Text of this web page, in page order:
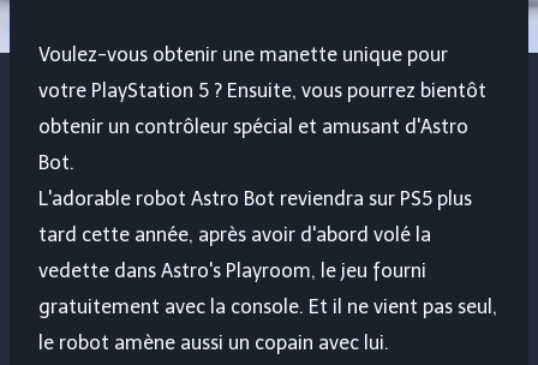
Voulez-vous obtenir une manette unique pour
votre PlayStation 5 ? Ensuite, vous pourrez bientôt
obtenir un contrôleur spécial et amusant d'Astro
Bot.
L'adorable robot Astro Bot reviendra sur PS5 plus
tard cette année, après avoir d'abord volé la
vedette dans Astro's Playroom, le jeu fourni
gratuitement avec la console. Et il ne vient pas seul,
le robot amène aussi un copain avec lui.